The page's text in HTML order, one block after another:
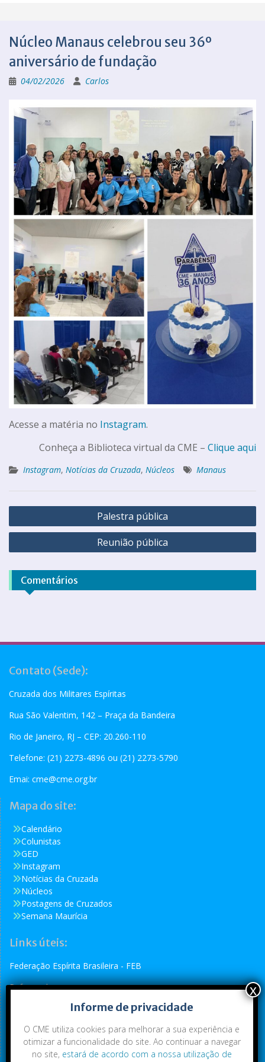
Núcleo Manaus celebrou seu 36º
aniversário de fundação
04/02/2026 Carlos
Acesse a matéria no Instagram.
Conheça a Biblioteca virtual da CME – Clique aqui
Instagram, Notícias da Cruzada, Núcleos Manaus
Palestra pública
Reunião pública
Comentários
Contato (Sede):
Cruzada dos Militares Espíritas
Rua São Valentim, 142 – Praça da Bandeira
Rio de Janeiro, RJ – CEP: 20.260-110
Telefone: (21) 2273-4896 ou (21) 2273-5790
Emai: cme@cme.org.br
Mapa do site:
Calendário
Colunistas
GED
Instagram
Notícias da Cruzada
Núcleos
Postagens de Cruzados
Semana Maurícia
Links úteis:
Federação Espírita Brasileira - FEB
Reformador
Conselho Espírita Internacional - CEI
Informe de privacidade
O CME utiliza cookies para melhorar a sua experiência e
otimizar a funcionalidade do site. Ao continuar a navegar
no site, estará de acordo com a nossa utilização de